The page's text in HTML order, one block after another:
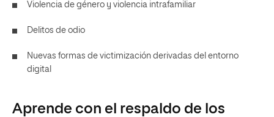
Violencia de género y violencia intrafamiliar
Delitos de odio
Nuevas formas de victimización derivadas del entorno
digital
Aprende con el respaldo de los